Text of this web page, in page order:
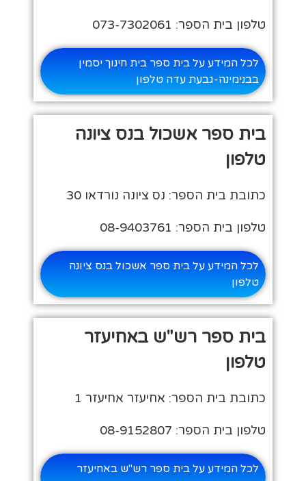
טלפון בית הספר: 073-7302061
לכל המידע על בית ספר בית חינוך יסמין
בבנימינה-גבעת עדה טלפון
בית ספר אשכול בנס ציונה
טלפון
כתובת בית הספר: נס ציונה נורדאו 30
טלפון בית הספר: 08-9403761
לכל המידע על בית ספר אשכול בנס ציונה
טלפון
בית ספר רש"ש באחיעזר
טלפון
כתובת בית הספר: אחיעזר אחיעזר 1
טלפון בית הספר: 08-9152807
לכל המידע על בית ספר רש"ש באחיעזר